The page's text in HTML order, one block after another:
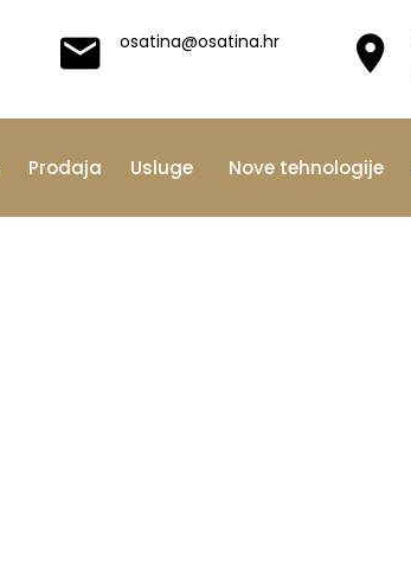
osatina@osatina.hr
Prodaja Usluge Nove tehnologije